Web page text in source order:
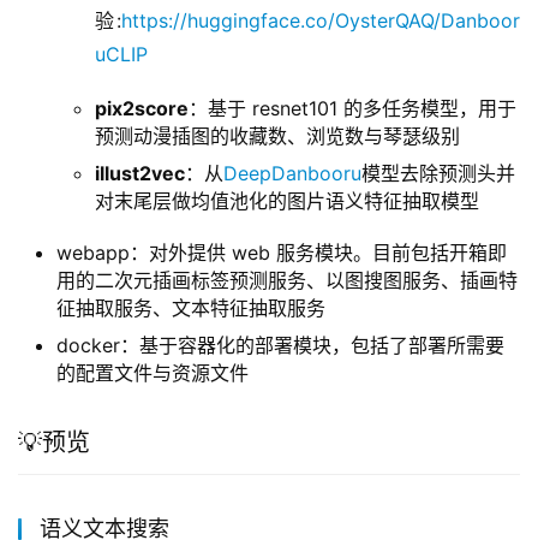
验:https://huggingface.co/OysterQAQ/Danboor
uCLIP
pix2score ：基于 resnet101 的多任务模型，用于
预测动漫插图的收藏数、浏览数与琴瑟级别
illust2vec：从DeepDanbooru模型去除预测头并
对末尾层做均值池化的图片语义特征抽取模型
webapp：对外提供 web 服务模块。目前包括开箱即
用的二次元插画标签预测服务、以图搜图服务、插画特
征抽取服务、文本特征抽取服务
docker：基于容器化的部署模块，包括了部署所需要
的配置文件与资源文件
💡预览
语义文本搜索